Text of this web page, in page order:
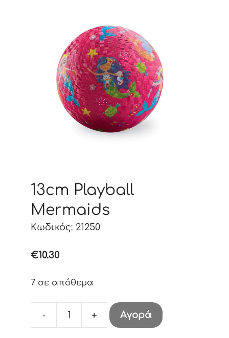
13cm Playball
Mermaids
Κωδικός: 21250
€10.30
7 σε απόθεμα
-
13cm
+ Αγορά